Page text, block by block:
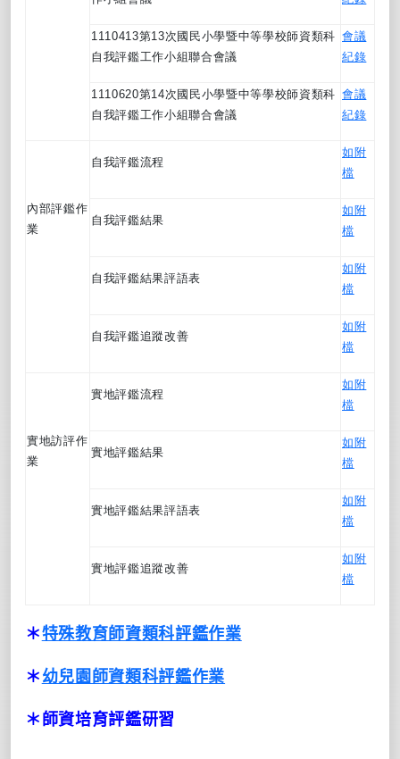
1110413第13次國民小學暨中等學校師資類科
自我評鑑工作小組聯合會議
會議
紀錄
1110620第14次國民小學暨中等學校師資類科
自我評鑑工作小組聯合會議
會議
紀錄
內部評鑑作
業
自我評鑑流程
如附
檔
自我評鑑結果
如附
檔
自我評鑑結果評語表
如附
檔
自我評鑑追蹤改善
如附
檔
實地訪評作
業
實地評鑑流程
如附
檔
實地評鑑結果
如附
檔
實地評鑑結果評語表
如附
檔
實地評鑑追蹤改善
如附
檔
＊特殊教育師資類科評鑑作業
＊ 幼兒園師資類科評鑑作業
＊師資培育評鑑研習